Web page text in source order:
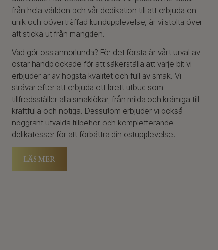
från hela världen och vår dedikation till att erbjuda en
unik och oöverträffad kundupplevelse, är vi stolta över
att sticka ut från mängden.
Vad gör oss annorlunda? För det första är vårt urval av
ostar handplockade för att säkerställa att varje bit vi
erbjuder är av högsta kvalitet och full av smak. Vi
strävar efter att erbjuda ett brett utbud som
tillfredsställer alla smaklökar, från milda och krämiga till
kraftfulla och nötiga. Dessutom erbjuder vi också
noggrant utvalda tillbehör och kompletterande
delikatesser för att förbättra din ostupplevelse.
LÄS MER